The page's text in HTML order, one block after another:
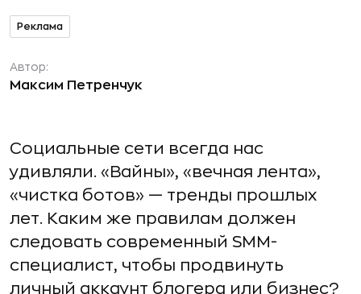
Реклама
Автор:
Максим Петренчук
Социальные сети всегда нас
удивляли. «Вайны», «вечная лента»,
«чистка ботов» — тренды прошлых
лет. Каким же правилам должен
следовать современный SMM-
специалист, чтобы продвинуть
личный аккаунт блогера или бизнес?